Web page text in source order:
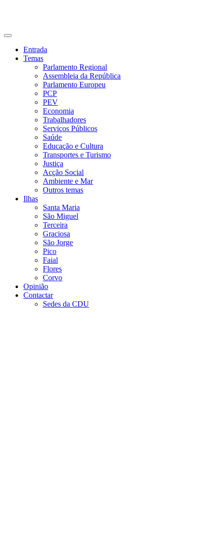
Entrada
Temas
Parlamento Regional
Assembleia da República
Parlamento Europeu
PCP
PEV
Economia
Trabalhadores
Serviços Públicos
Saúde
Educação e Cultura
Transportes e Turismo
Justiça
Acção Social
Ambiente e Mar
Outros temas
Ilhas
Santa Maria
São Miguel
Terceira
Graciosa
São Jorge
Pico
Faial
Flores
Corvo
Opinião
Contactar
Sedes da CDU